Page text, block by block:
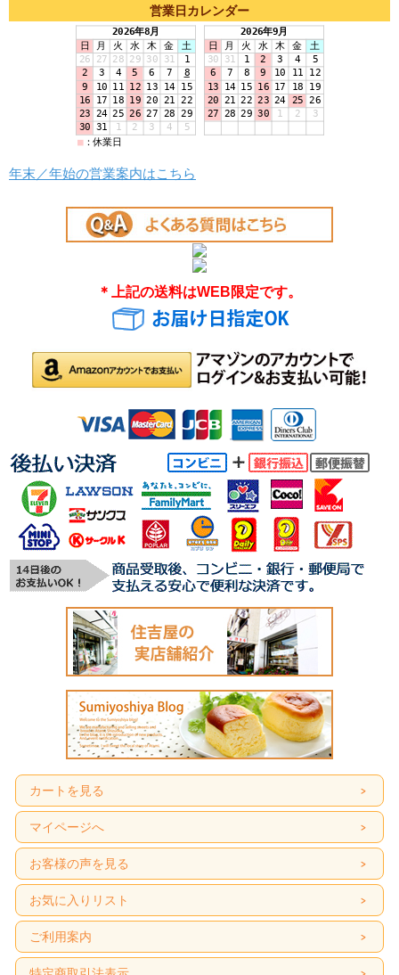
営業日カレンダー
年末／年始の営業案内はこちら
＊上記の送料はWEB限定です。
カートを見る
マイページへ
お客様の声を見る
お気に入りリスト
ご利用案内